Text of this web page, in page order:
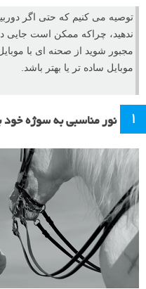
مجبور شوید از صحنه ای با
موبایل ساده تر یا بهتر باشد.
۱ نور مناسبی به سوژه خود